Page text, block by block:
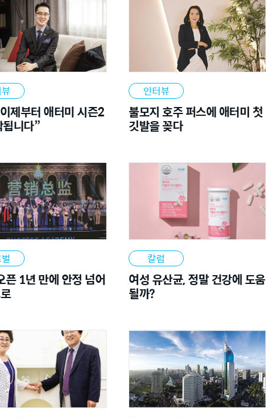
제부터 애터미 시즌2
니다”
인터뷰
불모지 호주 퍼스에 애터미 첫
깃발을 꽂다
픈 1년 만에 안정 넘어
칼럼
여성 유산균, 정말 건강에 도움
될까?